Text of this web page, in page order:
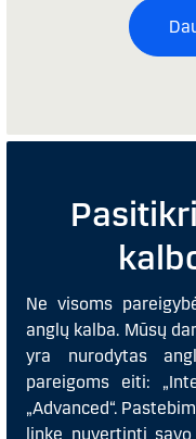
Ne visoms
anglų kalba. Mūsų
yra nurodytas
pareigoms eiti:
„Advanced“.
linkę nuvertinti